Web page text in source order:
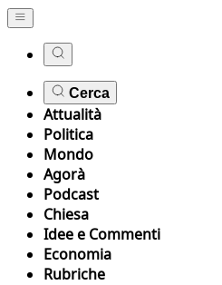
Cerca
Attualità
Politica
Mondo
Agorà
Podcast
Chiesa
Idee e Commenti
Economia
Rubriche